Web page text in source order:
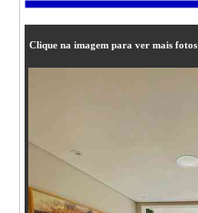
Clique na imagem para ver mais fotos